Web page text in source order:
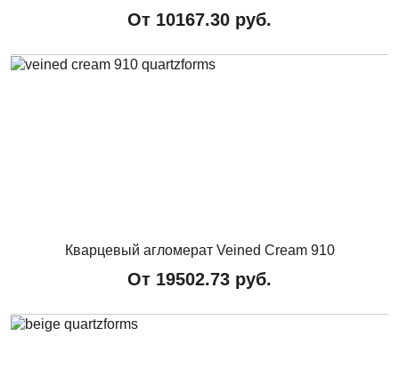
От 10167.30 руб.
Кварцевый агломерат Veined Cream 910
От 19502.73 руб.